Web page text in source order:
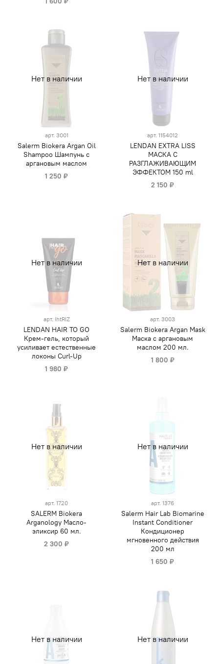
Нет в наличии
арт. 3001
Salerm Biokera Argan Oil
Shampoo Шампунь с
аргановым маслом
1 250 ₽
Нет в наличии
арт. 1154012
LENDAN EXTRA LISS
МАСКА С
РАЗГЛАЖИВАЮЩИМ
ЭФФЕКТОМ 150 ml
2 150 ₽
Нет в наличии
арт. IhtRIZ
LENDAN HAIR TO GO
Крем-гель, который
усиливает естественные
локоны Curl-Up
1 980 ₽
Нет в наличии
арт. 3003
Salerm Biokera Argan Mask
Маска с аргановым
маслом 200 мл.
1 800 ₽
Нет в наличии
арт. 1720
SALERM Biokera
Arganology Масло-
эликсир 60 мл.
2 300 ₽
Нет в наличии
арт. 1376
Salerm Hair Lab Biomarine
Instant Conditioner
Кондиционер
мгновенного действия
200 мл
1 650 ₽
Нет в наличии Нет в наличии